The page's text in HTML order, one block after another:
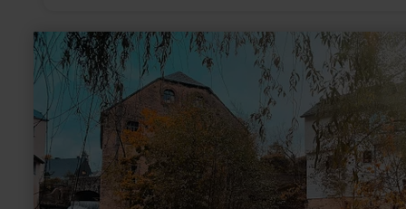
learn
more
about:
Stadtpark
Neuerburg
mit
Wasserfällen